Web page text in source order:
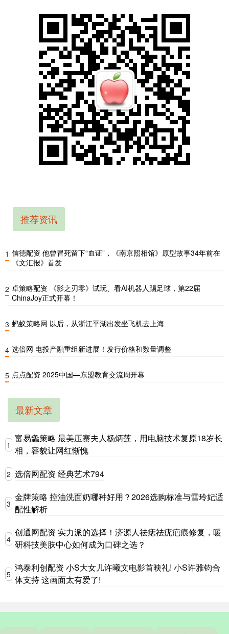
推荐资讯
1 信德配资 他曾冒死留下“血证”，《南京照相馆》原型故事34年前在
《文汇报》首发
2 卓策略配资 《影之刃零》试玩、看AI机器人踢足球，第22届
ChinaJoy正式开幕！
3 蚂蚁策略网 以后，从浙江平湖出发坐飞机去上海
4 选倍网 电投产融重组新进展！发行价格和数量调整
5 点点配资 2025中国—东盟教育交流周开幕
最新文章
1
富易螽策略 最美压寨夫人杨炳莲，用电脑技术复原18岁长
相，容貌让网红惭愧
2 选倍网配资 经典艺术794
3
金牌策略 控油洗面奶哪种好用？2026选购标准与雪玲妃适
配性解析
4
创通网配资 实力派的选择！济源人祛痣祛疣疤痕修复，暖
研科技美肤中心如何成为口碑之选？
5
鸿泰利创配资 小S大女儿许曦文电影首映礼! 小S许雅钧合
体支持 这画面太有爱了!